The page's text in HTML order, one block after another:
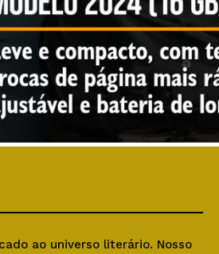
ao universo literário. Nosso